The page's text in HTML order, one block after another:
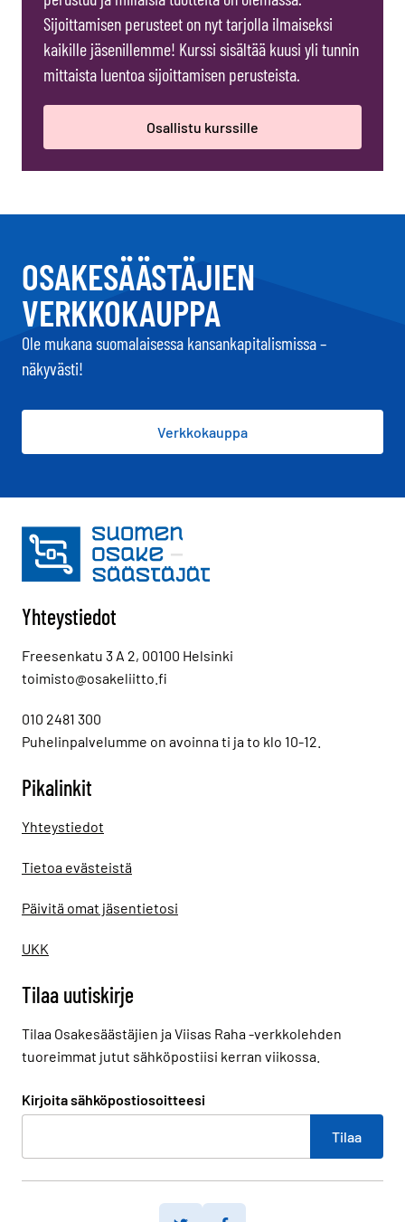
Sijoittamisen perusteet on nyt tarjolla ilmaiseksi
kaikille jäsenillemme! Kurssi sisältää kuusi yli tunnin
mittaista luentoa sijoittamisen perusteista.
Osallistu kurssille
OSAKESÄÄSTÄJIEN
VERKKOKAUPPA
Ole mukana suomalaisessa kansankapitalismissa –
näkyvästi!
Verkkokauppa
Yhteystiedot
Freesenkatu 3 A 2, 00100 Helsinki
toimisto@osakeliitto.fi
010 2481 300
Puhelinpalvelumme on avoinna ti ja to klo 10-12.
Pikalinkit
Yhteystiedot
Tietoa evästeistä
Päivitä omat jäsentietosi
UKK
Tilaa uutiskirje
Tilaa Osakesäästäjien ja Viisas Raha -verkkolehden
tuoreimmat jutut sähköpostiisi kerran viikossa.
Kirjoita sähköpostiosoitteesi